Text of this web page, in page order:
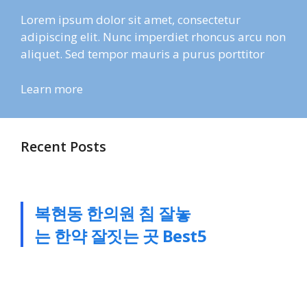
Lorem ipsum dolor sit amet, consectetur
adipiscing elit. Nunc imperdiet rhoncus arcu non
aliquet. Sed tempor mauris a purus porttitor
Learn more
Recent Posts
복현동 한의원 침 잘놓
는 한약 잘짓는 곳 Best5